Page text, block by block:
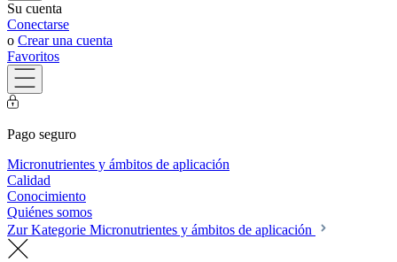
Su cuenta
Conectarse
o Crear una cuenta
Favoritos
Pago seguro
Micronutrientes y ámbitos de aplicación
Calidad
Conocimiento
Quiénes somos
Zur Kategorie Micronutrientes y ámbitos de aplicación